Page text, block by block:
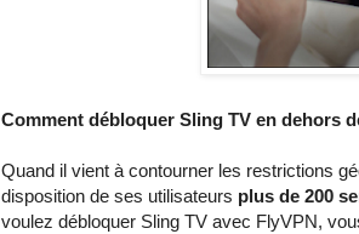
Comment débloquer Sling TV en dehors
Quand il vient à contourner les restrictions
disposition de ses utilisateurs plus de 200
voulez débloquer Sling TV avec FlyVPN,